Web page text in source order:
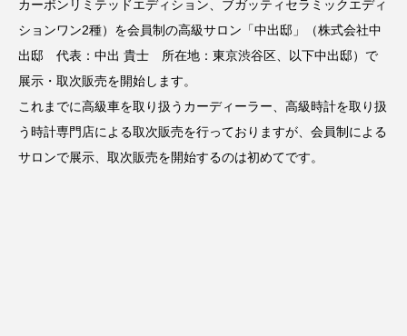
カーボンリミテッドエディション、ブガッティセラミックエディ
ションワン2種）を会員制の高級サロン「中出邸」（株式会社中
出邸​ 代表：中出 貴士​ 所在地：東京渋谷区、以下中出邸）で
展示・取次販売を開始します。
これまでに高級車を取り扱うカーディーラー、高級時計を取り扱
う時計専門店による取次販売を行っておりますが、会員制による
サロンで展示、取次販売を開始するのは初めてです。